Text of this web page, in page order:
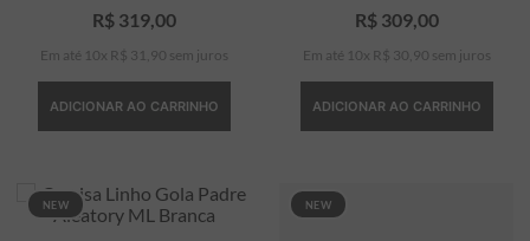
R$ 319, 00
Em até 10 x R$ 31 90 sem juros
ADICIONAR AO CARRINHO
R$ 309, 00
Em até 10 x R$ 30 90 sem juros
ADICIONAR AO CARRINHO
NEW NEW